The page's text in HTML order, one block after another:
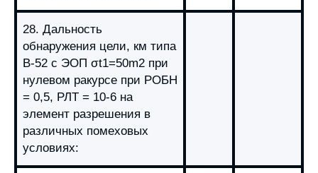
28. Дальность
обнаружения цели, км типа
B-52 с ЭОП σt1=50m2 при
нулевом ракурсе при РОБН
= 0,5, РЛТ = 10-6 на
элемент разрешения в
различных помеховых
условиях: